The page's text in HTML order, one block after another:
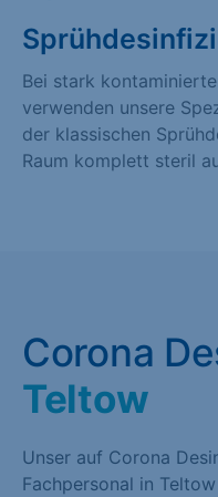
Bei stark
verwenden unsere
der klassischen
Raum komplett steril
Corona
Teltow
Unser auf Corona
Fachpersonal in